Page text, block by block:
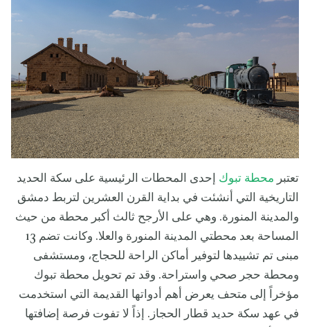
تعتبر محطة تبوك إحدى المحطات الرئيسية على سكة الحديد
التاريخية التي أنشئت في بداية القرن العشرين لتربط دمشق
والمدينة المنورة. وهي على الأرجح ثالث أكبر محطة من حيث
المساحة بعد محطتي المدينة المنورة والعلا. وكانت تضم 13
مبنى تم تشييدها لتوفير أماكن الراحة للحجاج، ومستشفى
ومحطة حجر صحي واستراحة. وقد تم تحويل محطة تبوك
مؤخراً إلى متحف يعرض أهم أدواتها القديمة التي استخدمت
في عهد سكة حديد قطار الحجاز. إذاً لا تفوت فرصة إضافتها